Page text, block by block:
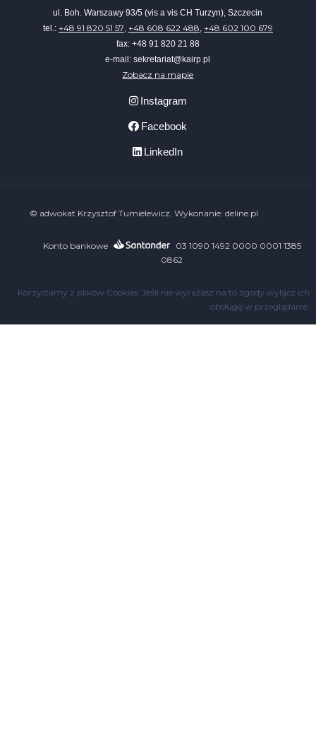
ul. Boh. Warszawy 93/5 (vis a vis CH Turzyn), Szczecin
tel.: +48 91 820 51 57, +48 608 622 488, +48 602 100 679
fax: +48 91 820 21 88
e-mail: sekretariat@kairp.pl
Zobacz na mapie
Instagram
Facebook
LinkedIn
© adwokat Krzysztof Tumielewicz. Wykonanie: deline.pl
Konto bankowe
03 1090 1492 0000 0001 1385
0862
Korzystamy z plików Cookies. Jeśli nie wyrażasz na to zgody wyłącz ich
obsługę w przeglądarce.